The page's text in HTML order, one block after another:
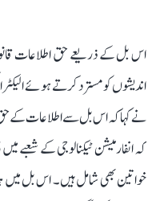
اس بل کے ذریعے حق اطلاعات
اندیشوں کو مسترد کرتے ہوئے
نے کہا کہ اس بل سے اطلاعات کے حق
خواتین بھی شامل ہیں۔ اس بل میں